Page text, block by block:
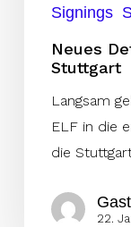
Signings
Neues
Stuttgart
Langsam
ELF in die
die
Gast
22.